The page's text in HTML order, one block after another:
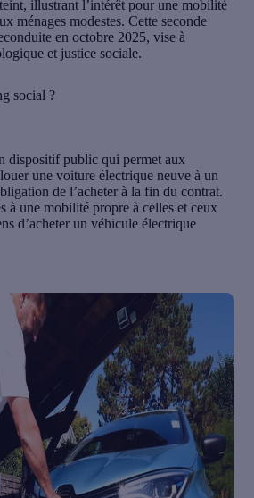
, illustrant l’intérêt pour une mobilité
ménages modestes. Cette seconde
en octobre 2025, vise à
et justice sociale.
social ?
dispositif public qui permet aux
louer une voiture électrique neuve à un
de l’acheter à la fin du contrat.
à une mobilité propre à celles et ceux
d’acheter un véhicule électrique